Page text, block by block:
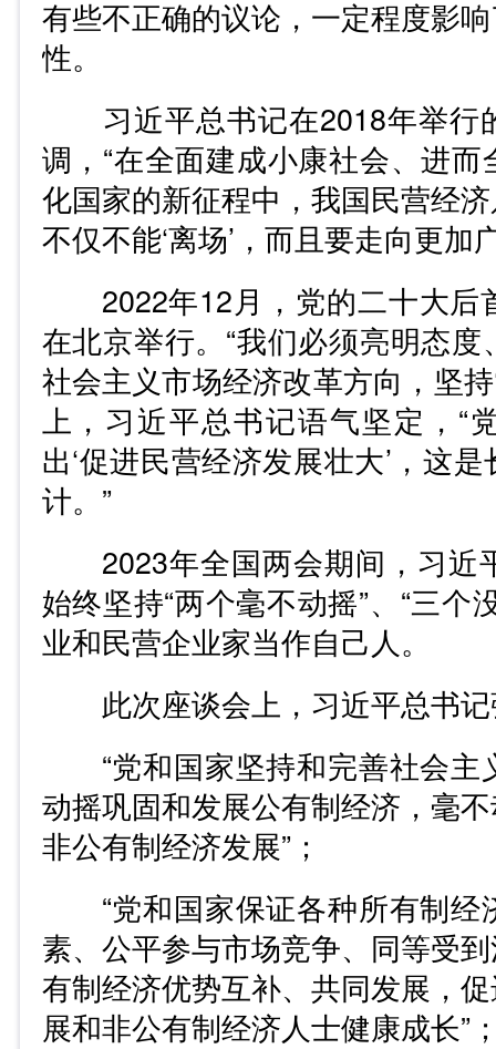
有些不正确的议论，一定程度影
性。
习近平总书记在2018年举行
调，“在全面建成小康社会、进
化国家的新征程中，我国民营经
不仅不能‘离场’，而且要走向更加
2022年12月，党的二十大后
在北京举行。“我们必须亮明态
社会主义市场经济改革方向，坚持
上，习近平总书记语气坚定，“
出‘促进民营经济发展壮大’，这
计。”
2023年全国两会期间，习近
始终坚持“两个毫不动摇”、“三个
业和民营企业家当作自己人。
此次座谈会上，习近平总书记
“党和国家坚持和完善社会主
动摇巩固和发展公有制经济，毫
非公有制经济发展”；
“党和国家保证各种所有制经
素、公平参与市场竞争、同等受
有制经济优势互补、共同发展，
展和非公有制经济人士健康成长”